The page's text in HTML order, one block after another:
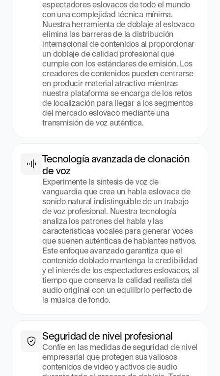
espectadores eslovacos de todo el mundo
con una complejidad técnica mínima.
Nuestra herramienta de doblaje al eslovaco
elimina las barreras de la distribución
internacional de contenidos al proporcionar
un doblaje de calidad profesional que
cumple con los estándares de emisión. Los
creadores de contenidos pueden centrarse
en producir material atractivo mientras
nuestra plataforma se encarga de los retos
de localización para llegar a los segmentos
del mercado eslovaco mediante una
transmisión de voz auténtica.
Tecnología avanzada de clonación
de voz
Experimente la síntesis de voz de
vanguardia que crea un habla eslovaca de
sonido natural indistinguible de un trabajo
de voz profesional. Nuestra tecnología
analiza los patrones del habla y las
características vocales para generar voces
que suenen auténticas de hablantes nativos.
Este enfoque avanzado garantiza que el
contenido doblado mantenga la credibilidad
y el interés de los espectadores eslovacos, al
tiempo que conserva la calidad realista del
audio original con un equilibrio perfecto de
la música de fondo.
Seguridad de nivel profesional
Confíe en las medidas de seguridad de nivel
empresarial que protegen sus valiosos
contenidos de vídeo y activos de audio